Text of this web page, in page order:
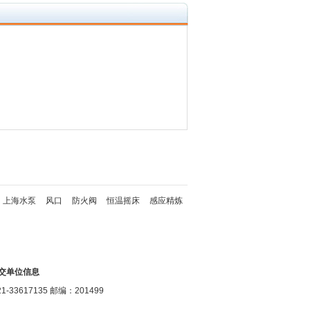
上海水泵 风口 防火阀 恒温摇床 感应精炼
单位信息
33617135 邮编：201499